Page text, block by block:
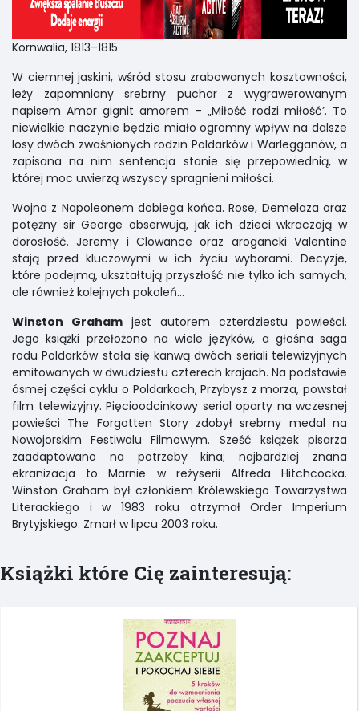
Kornwalia, 1813–1815
W ciemnej jaskini, wśród stosu zrabowanych kosztowności,
leży zapomniany srebrny puchar z wygrawerowanym
napisem Amor gignit amorem – „Miłość rodzi miłość’. To
niewielkie naczynie będzie miało ogromny wpływ na dalsze
losy dwóch zwaśnionych rodzin Poldarków i Warlegganów, a
zapisana na nim sentencja stanie się przepowiednią, w
której moc uwierzą wszyscy spragnieni miłości.
Wojna z Napoleonem dobiega końca. Rose, Demelaza oraz
potężny sir George obserwują, jak ich dzieci wkraczają w
dorosłość. Jeremy i Clowance oraz arogancki Valentine
stają przed kluczowymi w ich życiu wyborami. Decyzje,
które podejmą, ukształtują przyszłość nie tylko ich samych,
ale również kolejnych pokoleń…
Winston Graham jest autorem czterdziestu powieści.
Jego książki przełożono na wiele języków, a głośna saga
rodu Poldarków stała się kanwą dwóch seriali telewizyjnych
emitowanych w dwudziestu czterech krajach. Na podstawie
ósmej części cyklu o Poldarkach, Przybysz z morza, powstał
film telewizyjny. Pięcioodcinkowy serial oparty na wczesnej
powieści The Forgotten Story zdobył srebrny medal na
Nowojorskim Festiwalu Filmowym. Sześć książek pisarza
zaadaptowano na potrzeby kina; najbardziej znana
ekranizacja to Marnie w reżyserii Alfreda Hitchcocka.
Winston Graham był członkiem Królewskiego Towarzystwa
Literackiego i w 1983 roku otrzymał Order Imperium
Brytyjskiego. Zmarł w lipcu 2003 roku.
Książki które Cię zainteresują: